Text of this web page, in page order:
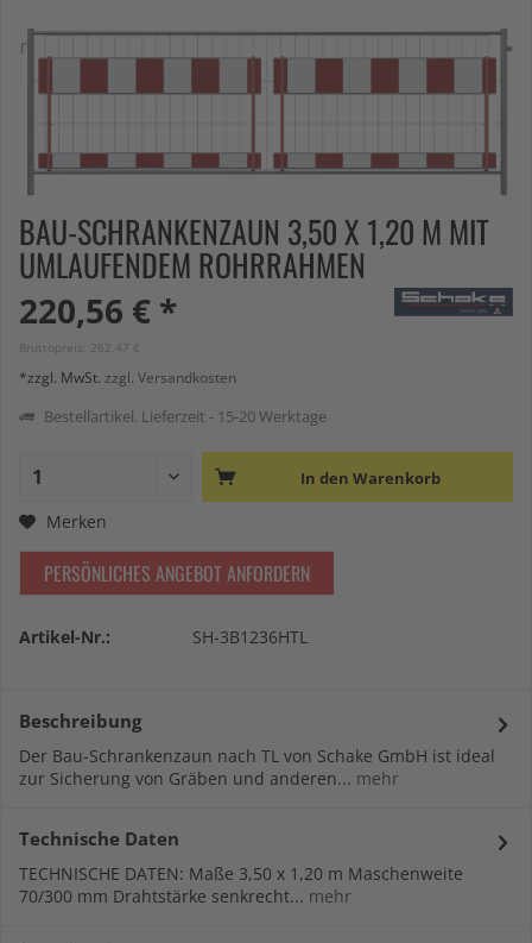
BAU-SCHRANKENZAUN 3,50 X 1,20 M MIT
UMLAUFENDEM ROHRRAHMEN
220,56 € *
Bruttopreis: 262,47 €
*zzgl. MwSt. zzgl. Versandkosten
Bestellartikel. Lieferzeit - 15-20 Werktage
In den Warenkorb
Merken
PERSÖNLICHES ANGEBOT ANFORDERN
Artikel-Nr.: SH-3B1236HTL
Beschreibung
Der Bau-Schrankenzaun nach TL von Schake GmbH ist ideal
zur Sicherung von Gräben und anderen... mehr
Technische Daten
TECHNISCHE DATEN: Maße 3,50 x 1,20 m Maschenweite
70/300 mm Drahtstärke senkrecht... mehr